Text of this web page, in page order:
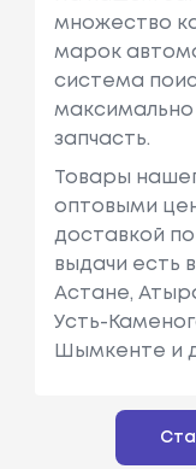
множество
марок
система
запчасть.
Товары
оптовыми
доставкой
выдачи есть
Астане,
Усть-
Шымкенте и